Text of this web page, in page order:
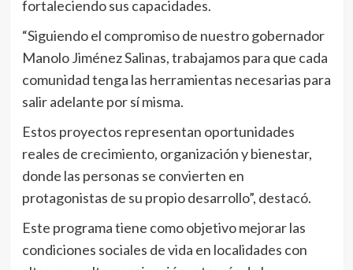
fortaleciendo sus capacidades.
“Siguiendo el compromiso de nuestro gobernador
Manolo Jiménez Salinas, trabajamos para que cada
comunidad tenga las herramientas necesarias para
salir adelante por sí misma.
Estos proyectos representan oportunidades
reales de crecimiento, organización y bienestar,
donde las personas se convierten en
protagonistas de su propio desarrollo”, destacó.
Este programa tiene como objetivo mejorar las
condiciones sociales de vida en localidades con